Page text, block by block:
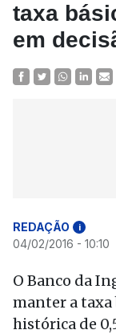
taxa
em
REDAÇÃO i
04/02/2016 - 10:10
O Banco da
manter a taxa
histórica de